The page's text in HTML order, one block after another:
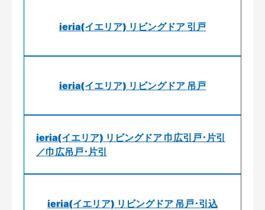
ieria(イエリア) リビングドア 引戸
ieria(イエリア) リビングドア 吊戸
ieria(イエリア) リビングドア 巾広引戸･片引
／巾広吊戸･片引
ieria(イエリア) リビングドア 吊戸･引込